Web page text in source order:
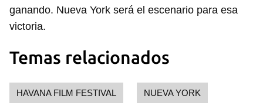
Para poder guardar como favorito, primero has de
ganando. Nueva York será el escenario para esa
victoria.
Temas relacionados
HAVANA FILM FESTIVAL NUEVA YORK